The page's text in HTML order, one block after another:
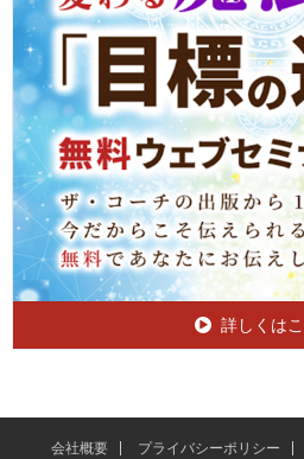
詳しくは
会社概要 プライバシーポリシー